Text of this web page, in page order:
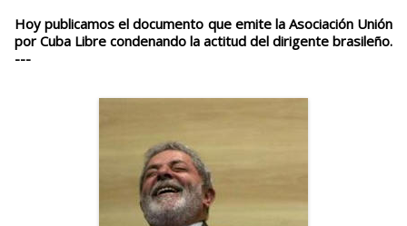
Hoy publicamos el documento que emite la Asociación Unión
por Cuba Libre condenando la actitud del dirigente brasileño.
---